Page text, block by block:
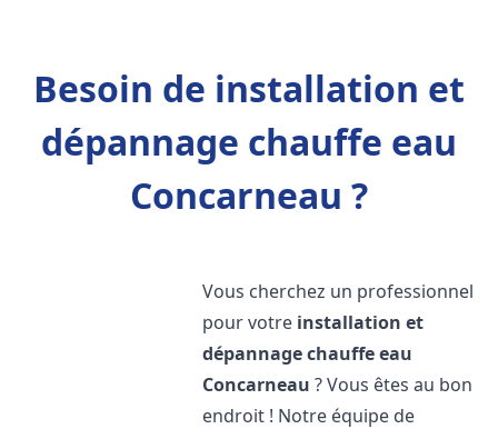
Besoin de installation et
dépannage chauffe eau
Concarneau ?
Vous cherchez un professionnel
pour votre installation et
dépannage chauffe eau
Concarneau ? Vous êtes au bon
endroit ! Notre équipe de